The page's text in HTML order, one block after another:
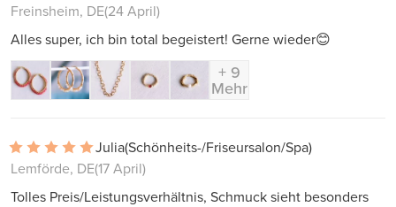
Freinsheim, DE(24 April)
Alles super, ich bin total begeistert! Gerne wieder😊
+ 9
Mehr
Julia(Schönheits-/Friseursalon/Spa)
Lemförde, DE(17 April)
Tolles Preis/Leistungsverhältnis, Schmuck sieht besonders